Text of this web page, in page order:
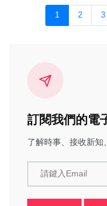
1 2 3
訂閱我們的電
了解時事、接收新知
請鍵入Email